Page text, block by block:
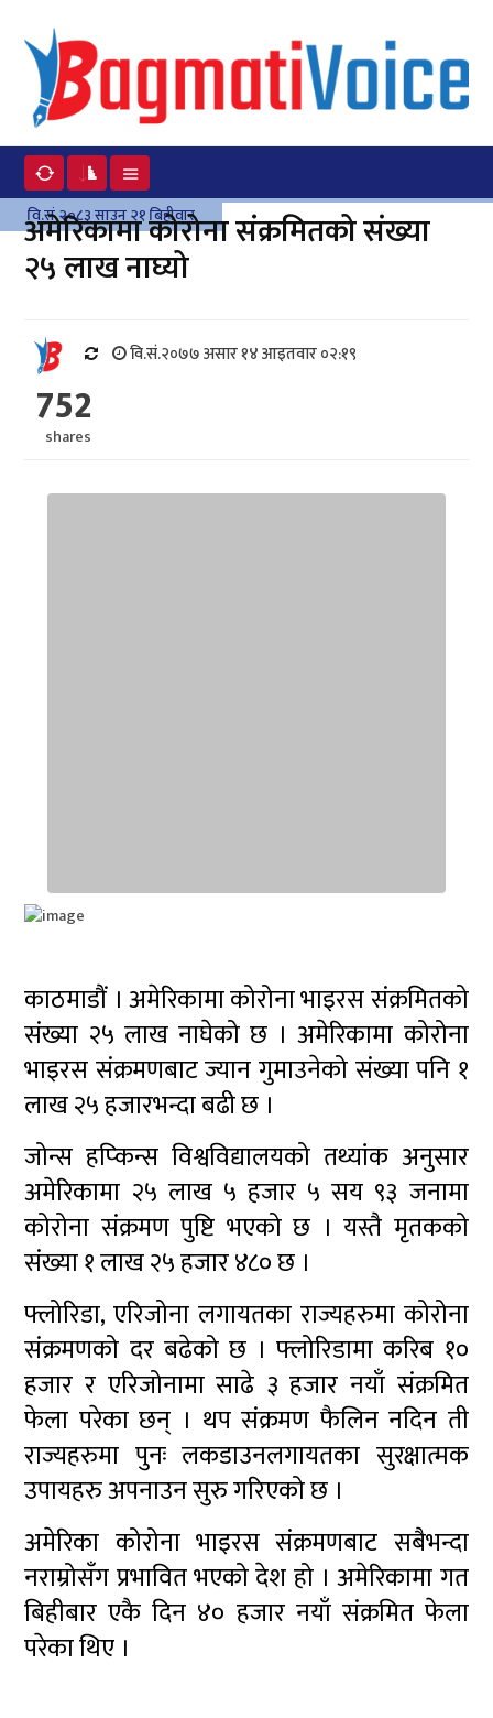
वि.सं.२०८३ साउन २१ बिहीवार
अमेरिकामा कोरोना संक्रमितको संख्या
२५ लाख नाघ्यो
वि.सं.२०७७ असार १४ आइतवार ०२:१९
752
shares
काठमाडौं । अमेरिकामा कोरोना भाइरस संक्रमितको
संख्या २५ लाख नाघेको छ । अमेरिकामा कोरोना
भाइरस संक्रमणबाट ज्यान गुमाउनेको संख्या पनि १
लाख २५ हजारभन्दा बढी छ ।
जोन्स हप्किन्स विश्वविद्यालयको तथ्यांक अनुसार
अमेरिकामा २५ लाख ५ हजार ५ सय ९३ जनामा
कोरोना संक्रमण पुष्टि भएको छ । यस्तै मृतकको
संख्या १ लाख २५ हजार ४८० छ ।
फ्लोरिडा, एरिजोना लगायतका राज्यहरुमा कोरोना
संक्रमणको दर बढेको छ । फ्लोरिडामा करिब १०
हजार र एरिजोनामा साढे ३ हजार नयाँ संक्रमित
फेला परेका छन् । थप संक्रमण फैलिन नदिन ती
राज्यहरुमा पुनः लकडाउनलगायतका सुरक्षात्मक
उपायहरु अपनाउन सुरु गरिएको छ ।
अमेरिका कोरोना भाइरस संक्रमणबाट सबैभन्दा
नराम्रोसँग प्रभावित भएको देश हो । अमेरिकामा गत
बिहीबार एकै दिन ४० हजार नयाँ संक्रमित फेला
परेका थिए ।